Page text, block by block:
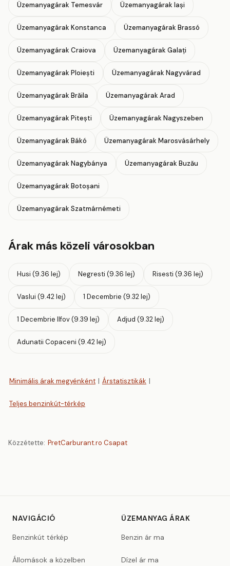
Üzemanyagárak Temesvár Üzemanyagárak Iași
Üzemanyagárak Konstanca Üzemanyagárak Brassó
Üzemanyagárak Craiova Üzemanyagárak Galați
Üzemanyagárak Ploiești Üzemanyagárak Nagyvárad
Üzemanyagárak Brăila Üzemanyagárak Arad
Üzemanyagárak Pitești Üzemanyagárak Nagyszeben
Üzemanyagárak Bákó Üzemanyagárak Marosvásárhely
Üzemanyagárak Nagybánya Üzemanyagárak Buzău
Üzemanyagárak Botoșani
Üzemanyagárak Szatmárnémeti
Árak más közeli városokban
Husi (9.36 lej) Negresti (9.36 lej) Risesti (9.36 lej)
Vaslui (9.42 lej) 1 Decembrie (9.32 lej)
1 Decembrie Ilfov (9.39 lej) Adjud (9.32 lej)
Adunatii Copaceni (9.42 lej)
Minimális árak megyénként | Árstatisztikák |
Teljes benzinkút-térkép
Közzétette: PretCarburant.ro Csapat
NAVIGÁCIÓ
Benzinkút térkép
Állomások a közelben
ÜZEMANYAG ÁRAK
Benzin ár ma
Dízel ár ma